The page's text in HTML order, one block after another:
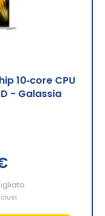
10‑core CPU
- Galassia